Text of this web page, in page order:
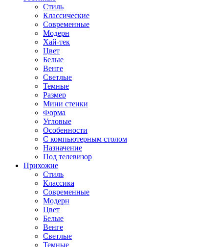
Стиль
Классические
Современные
Модерн
Хай-тек
Цвет
Белые
Венге
Светлые
Темные
Размер
Мини стенки
Форма
Угловые
Особенности
С компьютерным столом
Назначение
Под телевизор
Прихожие
Стиль
Классика
Современные
Модерн
Цвет
Белые
Венге
Светлые
Темные